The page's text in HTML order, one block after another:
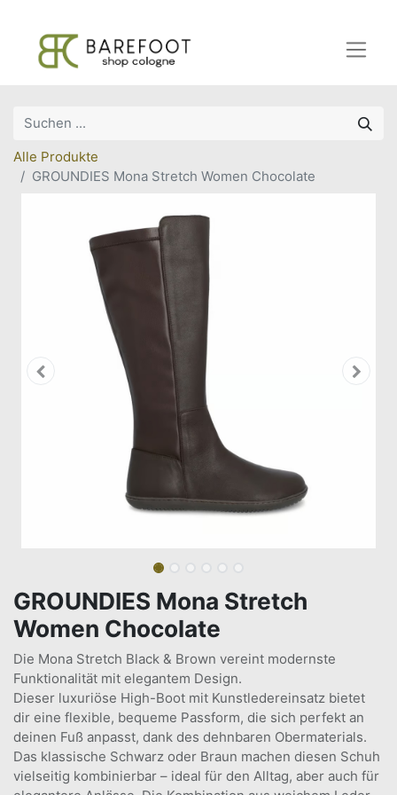
Alle Produkte
GROUNDIES Mona Stretch Women Chocolate
GROUNDIES Mona Stretch
Women Chocolate
Die Mona Stretch Black & Brown vereint modernste
Funktionalität mit elegantem Design.
Dieser luxuriöse High-Boot mit Kunstledereinsatz bietet
dir eine flexible, bequeme Passform, die sich perfekt an
deinen Fuß anpasst, dank des dehnbaren Obermaterials.
Das klassische Schwarz oder Braun machen diesen Schuh
vielseitig kombinierbar – ideal für den Alltag, aber auch für